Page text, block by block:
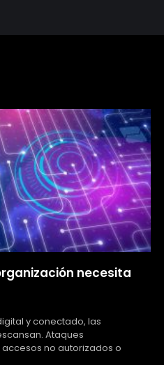
necesita
y conectado, las
Ataques
no autorizados o